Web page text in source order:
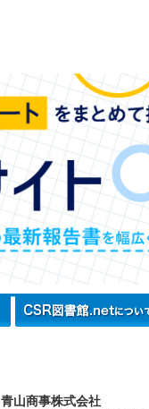
青山商事株式会社